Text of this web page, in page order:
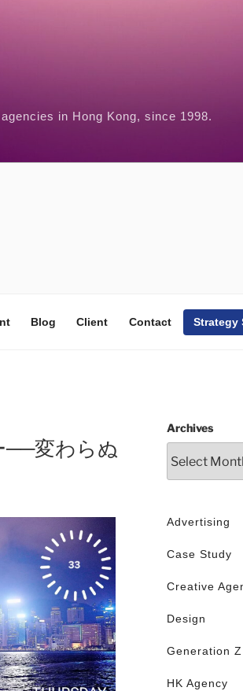
in Hong Kong, since 1998.
Blog Client Contact Strategy
──変わらぬ
Archives
Advertising
Case Study
Creative
Design
Generation Z
HK Agency